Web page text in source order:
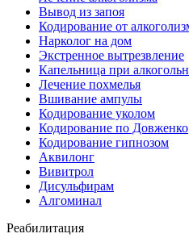
Вывод из запоя
Кодирование от
Нарколог на дом
Экстренное вытрезвление
Капельница при
Лечение похмелья
Вшивание ампулы
Кодирование уколом
Кодирование по Довженко
Кодирование гипнозом
Аквилонг
Вивитрол
Дисульфирам
Алгоминал
Реабилитация